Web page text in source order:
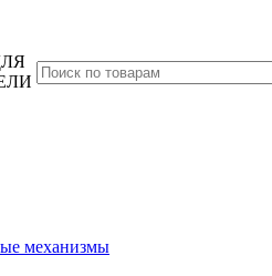
механизмы